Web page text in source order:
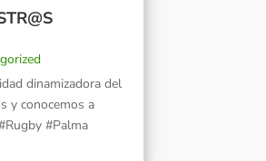
dinamizadora del
y conocemos a
#Palma